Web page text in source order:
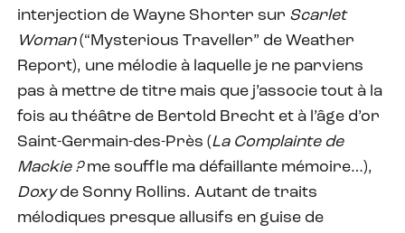
interjection de Wayne Shorter sur Scarlet
Woman(“Mysterious Traveller” de Weather
Report), une mélodie à laquelle je ne parviens
pas à mettre de titre mais que j’associe tout à la
fois au théâtre de Bertold Brecht et à l’âge d’or
Saint-Germain-des-Près (La Complainte de
Mackie ?me souffle ma défaillante mémoire…),
Doxyde Sonny Rollins. Autant de traits
mélodiques presque allusifs en guise de